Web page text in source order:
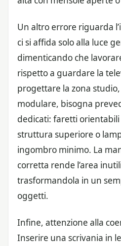
Un altro errore riguarda
ci si affida solo alla luce
dimenticando che
rispetto a guardare la
progettare la zona
modulare, bisogna
dedicati: faretti
struttura superiore o
ingombro minimo. La
corretta rende l’area
trasformandola in un
oggetti.
Infine, attenzione alla
Inserire una scrivania in